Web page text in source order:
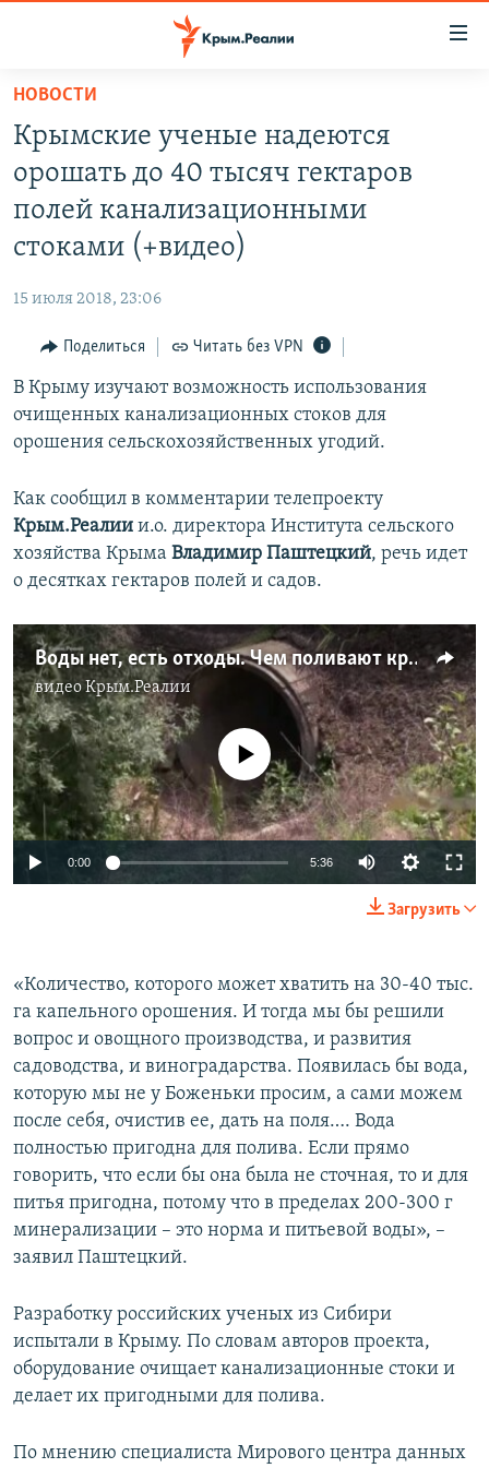
Вернуться
основному
содержанию
Вернутся
главной
Вернутся
поиску
СПЕЦПРОЕКТЫ
ГРУЗ 200
КАРТА ВОЕННЫХ ОБЪЕКТОВ КРЫМА
ВОДА
ИНФОГРАФИКА
ТЕЛЕПРОЕКТ КРЫМ.РЕАЛИИ
СОВЕТЫ ПРАВОЗАЩИТНИКОВ
ПОБЕДИТЕЛЕЙ НЕ СУДЯТ?
КРЫМ.НЕПОКОРЕННЫЙ
ELIFBE
УКРАИНСКАЯ ПРОБЛЕМА КРЫМА
РАДІО СВОБОДА
КАК ОБОЙТИ БЛОКИРОВКУ
Українською
Qırımtatar
ПРИСОЕДИНЯЙТЕСЬ!
Все сайты RFE/RL
НОВОСТИ
Крымские ученые надеются
орошать до 40 тысяч гектаров
полей канализационными
стоками (+видео)
15 июля 2018, 23:06
Поделиться Читать без VPN
В Крыму изучают возможность использования
очищенных канализационных стоков для
орошения сельскохозяйственных угодий.
Как сообщил в комментарии телепроекту
Крым.Реалии и.о. директора Института сельского
хозяйства Крыма Владимир Паштецкий, речь идет
о десятках гектаров полей и садов.
Воды нет, есть отходы. Чем поливают крымские поля (видео)
видеоКрым.Реалии
No media source currently available
0:00 5:36
Загрузить
«Количество, которого может хватить на 30-40 тыс.
га капельного орошения. И тогда мы бы решили
вопрос и овощного производства, и развития
садоводства, и виноградарства. Появилась бы вода,
которую мы не у Боженьки просим, а сами можем
после себя, очистив ее, дать на поля…. Вода
полностью пригодна для полива. Если прямо
говорить, что если бы она была не сточная, то и для
питья пригодна, потому что в пределах 200-300 г
минерализации – это норма и питьевой воды», –
заявил Паштецкий.
Разработку российских ученых из Сибири
испытали в Крыму. По словам авторов проекта,
оборудование очищает канализационные стоки и
делает их пригодными для полива.
По мнению специалиста Мирового центра данных